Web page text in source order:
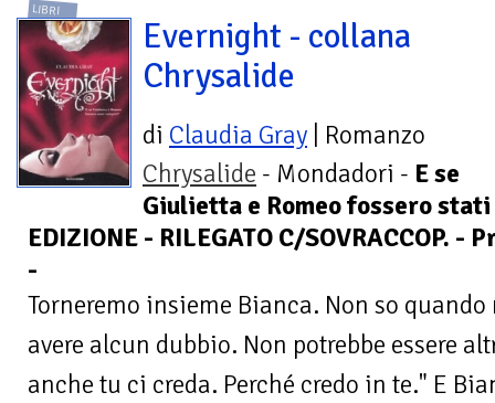
LIBRI
Evernight - collana
Chrysalide
di Claudia Gray | Romanzo
Chrysalide - Mondadori - E se
Giulietta e Romeo fossero
EDIZIONE - RILEGATO C/SOVRACCOP.
-
Torneremo insieme Bianca. Non so
avere alcun dubbio. Non potrebbe essere
anche tu ci creda. Perché credo in te." E